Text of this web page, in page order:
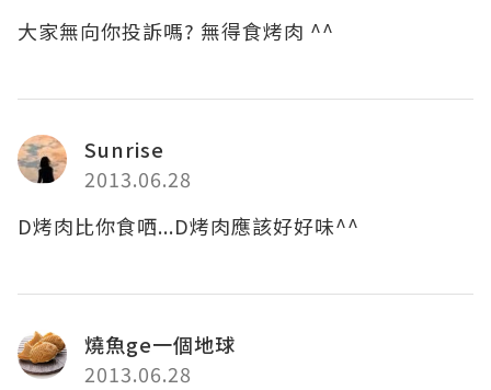
大家無向你投訴嗎? 無得食烤肉 ^^
Sunrise
2013.06.28
D烤肉比你食哂...D烤肉應該好好味^^
燒魚ge一個地球
2013.06.28